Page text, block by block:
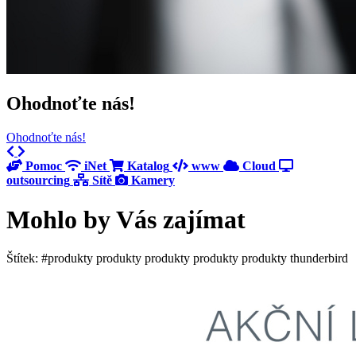
Ohodnoťte nás!
Ohodnoťte nás!
Previous
Pomoc
iNet Katalog www
Cloud
outsourcing
Sítě Kamery
Mohlo by Vás zajímat
Štítek: #produkty produkty produkty produkty produkty thunderbird